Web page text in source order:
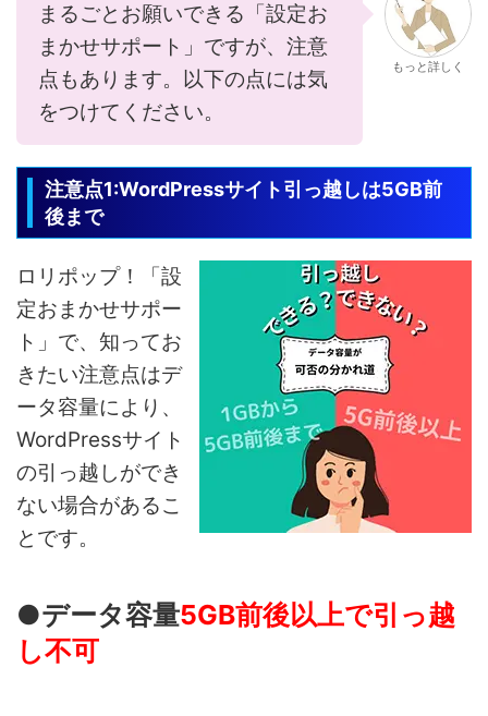
まるごとお願いできる「設定お
まかせサポート」ですが、注意
点もあります。以下の点には気
をつけてください。
もっと詳しく
注意点1:WordPressサイト引っ越しは5GB前
後まで
ロリポップ！「設
定おまかせサポー
ト」で、知ってお
きたい注意点はデ
ータ容量により、
WordPressサイト
の引っ越しができ
ない場合があるこ
とです。
●データ容量5GB前後以上で引っ越
し不可